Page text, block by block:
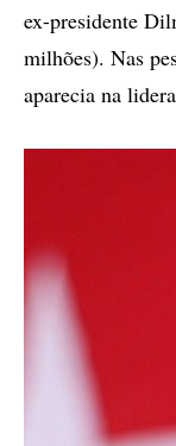
ex-presidente
milhões). Nas
aparecia na